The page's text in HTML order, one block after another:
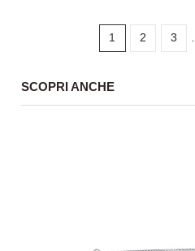
1 2 3
SCOPRI ANCHE